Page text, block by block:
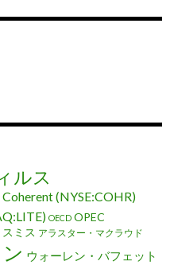
ルス
Coherent (NYSE:COHR)
OECD OPEC
ミス アラスター・マクラウド
ウォーレン・バフェット